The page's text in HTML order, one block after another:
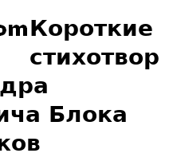
Короткие
стихотвор
Блока